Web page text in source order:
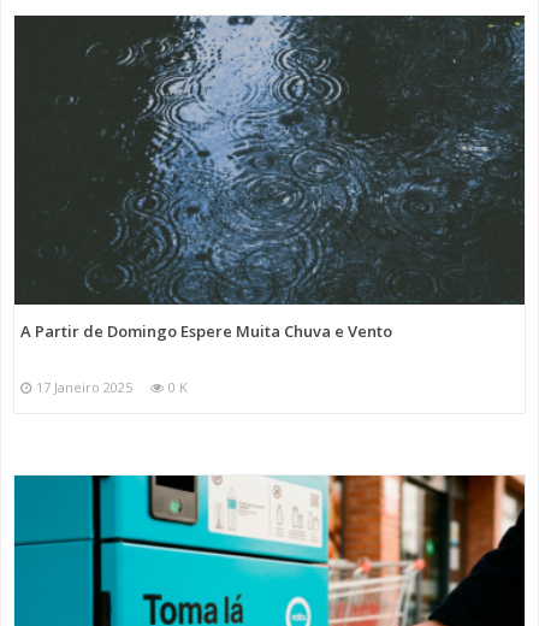
A Partir de Domingo Espere Muita Chuva e Vento
17 Janeiro 2025 0 K